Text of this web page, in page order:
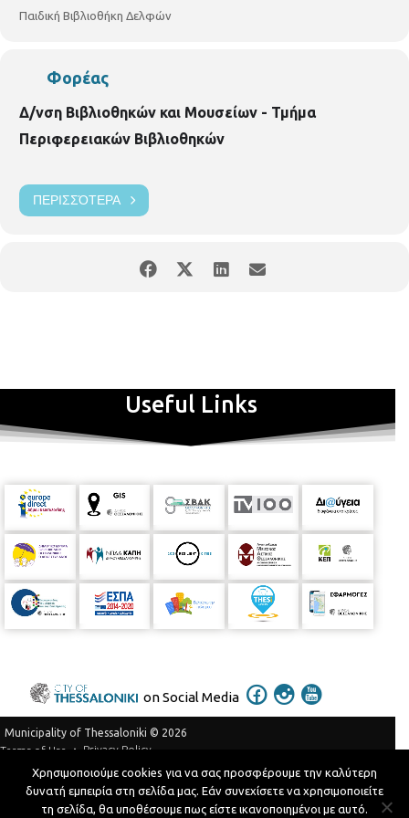
p.vivlio.delfon@thessaloniki.gr
Παιδική Βιβλιοθήκη Δελφών
Φορέας
Δ/νση Βιβλιοθηκών και Μουσείων - Τμήμα
Περιφερειακών Βιβλιοθηκών
ΠΕΡΙΣΣΌΤΕΡΑ
Useful Links
on Social Media
Municipality of Thessaloniki © 2026
Terms of Use
Privacy Policy
Telephone Catalog
Developed byMyCompany Projects
Χρησιμοποιούμε cookies για να σας προσφέρουμε την καλύτερη
δυνατή εμπειρία στη σελίδα μας. Εάν συνεχίσετε να χρησιμοποιείτε
τη σελίδα, θα υποθέσουμε πως είστε ικανοποιημένοι με αυτό.